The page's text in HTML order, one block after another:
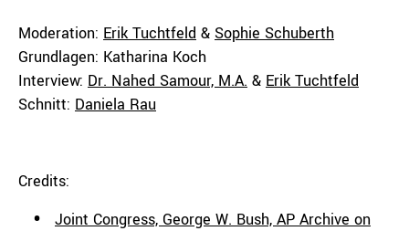
Moderation: Erik Tuchtfeld & Sophie Schuberth
Grundlagen: Katharina Koch
Interview: Dr. Nahed Samour, M.A. & Erik Tuchtfeld
Schnitt: Daniela Rau
Credits:
Joint Congress, George W. Bush, AP Archive on